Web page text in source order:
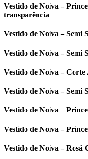
Vestido de Noiva –
transparência
Vestido de Noiva – Semi
Vestido de Noiva – Semi
Vestido de Noiva – Corte
Vestido de Noiva – Semi
Vestido de Noiva –
Vestido de Noiva –
Vestido de Noiva – Rosá